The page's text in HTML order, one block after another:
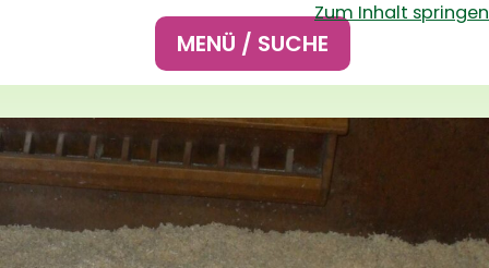
Zum Inhalt springen
Hauptnavigation
MENÜ / SUCHE